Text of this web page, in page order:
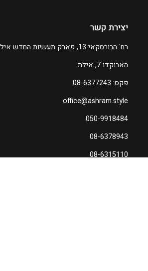
יצירת קשר
רח' הבורסקאי 13, פארק תעשיות החדש אילת
האבוקדו 7, אילת
פקס: 08-6377243
office@ashram.style
050-9918484
08-6378943
08-6315110